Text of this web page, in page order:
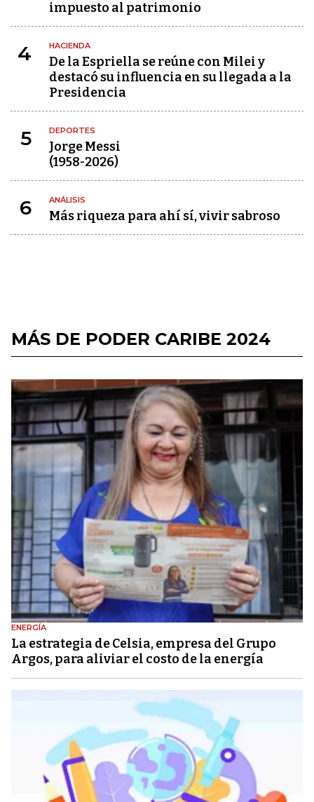
impuesto al patrimonio
4 HACIENDA
De la Espriella se reúne con Milei y
destacó su influencia en su llegada a la
Presidencia
5 DEPORTES
Jorge Messi
(1958-2026)
6 ANÁLISIS
Más riqueza para ahí sí, vivir sabroso
MÁS DE PODER CARIBE 2024
ENERGÍA
La estrategia de Celsia, empresa del Grupo
Argos, para aliviar el costo de la energía